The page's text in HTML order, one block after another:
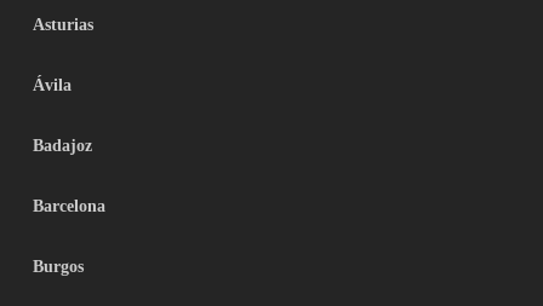
Asturias
Ávila
Badajoz
Barcelona
Burgos